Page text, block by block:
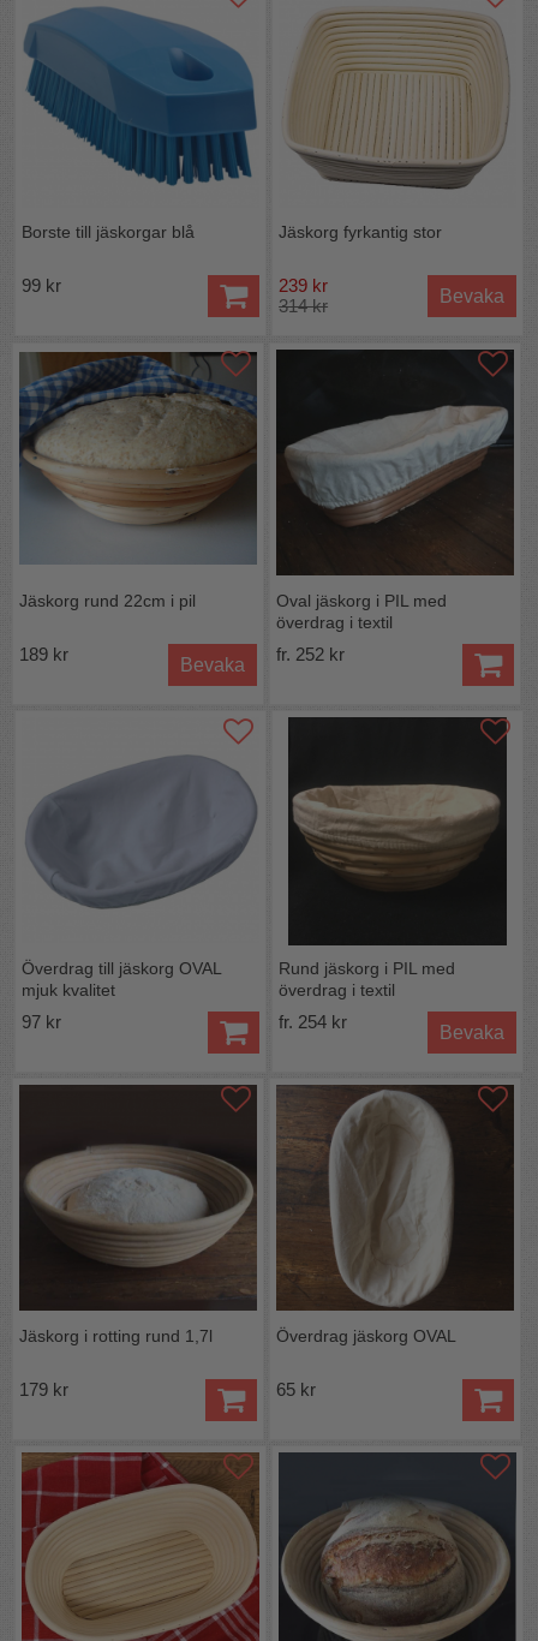
Borste till jäskorgar blå
99 kr
Jäskorg fyrkantig stor
239 kr
314 kr
Bevaka
Jäskorg rund 22cm i pil
189 kr
Bevaka
Oval jäskorg i PIL med
överdrag i textil
fr. 252 kr
Överdrag till jäskorg OVAL
mjuk kvalitet
97 kr
Rund jäskorg i PIL med
överdrag i textil
fr. 254 kr
Bevaka
Jäskorg i rotting rund 1,7l
179 kr
Överdrag jäskorg OVAL
65 kr